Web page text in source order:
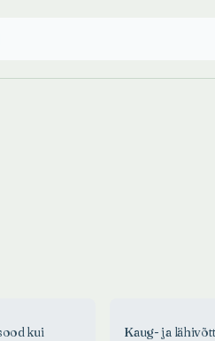
kui
Kaug- ja